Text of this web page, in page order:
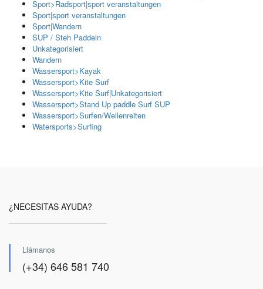
Sport>Radsport|sport veranstaltungen
Sport|sport veranstaltungen
Sport|Wandern
SUP / Steh Paddeln
Unkategorisiert
Wandern
Wassersport>Kayak
Wassersport>Kite Surf
Wassersport>Kite Surf|Unkategorisiert
Wassersport>Stand Up paddle Surf SUP
Wassersport>Surfen/Wellenreiten
Watersports>Surfing
¿NECESITAS AYUDA?
Llámanos
(+34) 646 581 740